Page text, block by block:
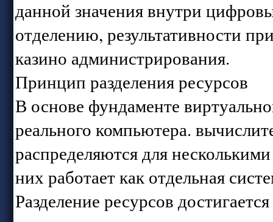
данной значения внутри
отделению, результативности
казино администрирования.
Принцип разделения ресурсов
В основе фундаменте
реального компьютера.
распределяются для
них работает как отдельная
Разделение ресурсов